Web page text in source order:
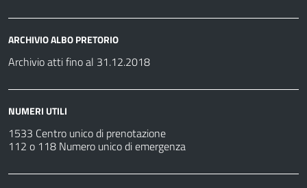
ARCHIVIO ALBO PRETORIO
Archivio atti fino al 31.12.2018
NUMERI UTILI
1533 Centro unico di prenotazione
112 o 118 Numero unico di emergenza